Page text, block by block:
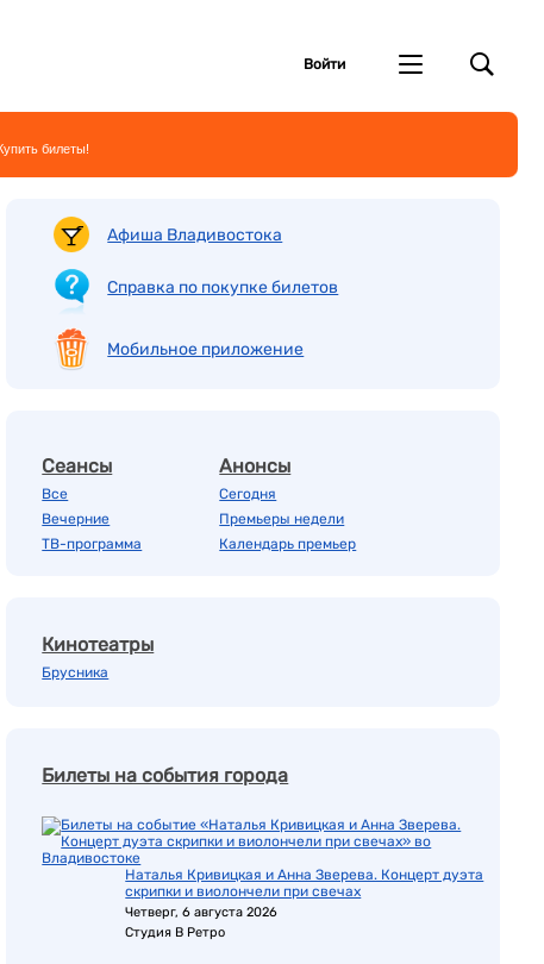
Войти
билеты!
Афиша Владивостока
Справка по покупке билетов
Мобильное приложение
Сеансы
Все
Вечерние
ТВ-программа
Анонсы
Сегодня
Премьеры недели
Календарь премьер
Кинотеатры
Брусника
Билеты на события города
Наталья Кривицкая и Анна Зверева. Концерт дуэта
скрипки и виолончели при свечах
Четверг, 6 августа 2026
Студия В Ретро